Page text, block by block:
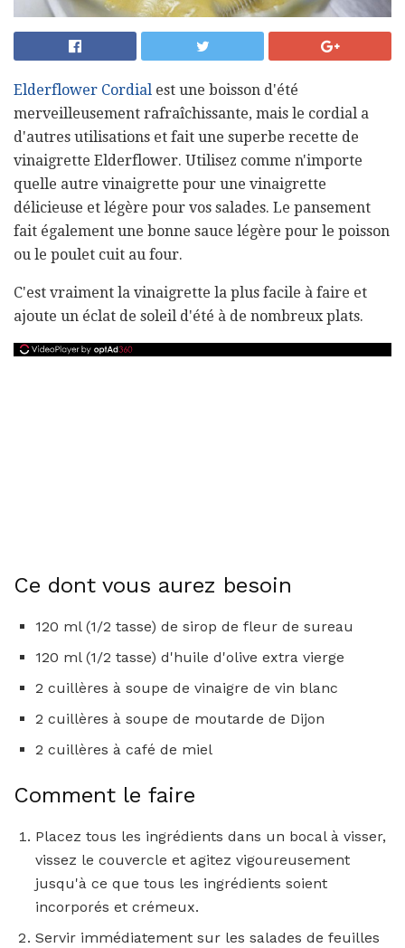
Elderflower Cordial est une boisson d'été
merveilleusement rafraîchissante, mais le cordial a
d'autres utilisations et fait une superbe recette de
vinaigrette Elderflower. Utilisez comme n'importe
quelle autre vinaigrette pour une vinaigrette
délicieuse et légère pour vos salades. Le pansement
fait également une bonne sauce légère pour le poisson
ou le poulet cuit au four.
C'est vraiment la vinaigrette la plus facile à faire et
ajoute un éclat de soleil d'été à de nombreux plats.
Ce dont vous aurez besoin
120 ml (1/2 tasse) de sirop de fleur de sureau
120 ml (1/2 tasse) d'huile d'olive extra vierge
2 cuillères à soupe de vinaigre de vin blanc
2 cuillères à soupe de moutarde de Dijon
2 cuillères à café de miel
Comment le faire
Placez tous les ingrédients dans un bocal à visser,
vissez le couvercle et agitez vigoureusement
jusqu'à ce que tous les ingrédients soient
incorporés et crémeux.
Servir immédiatement sur les salades de feuilles